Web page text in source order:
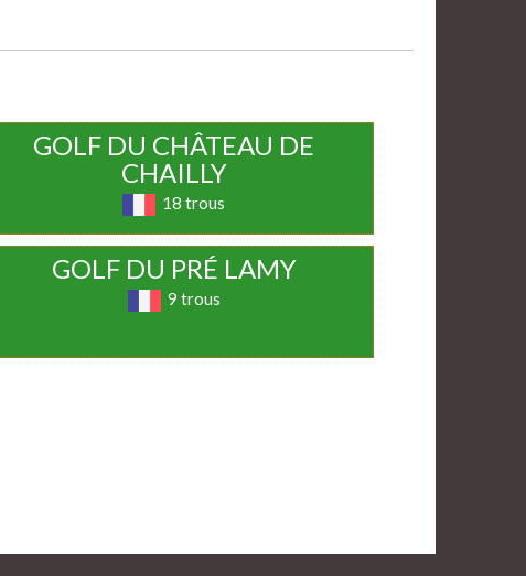
GOLF DU CHÂTEAU DE
CHAILLY
18 trous
GOLF DU PRÉ LAMY
9 trous